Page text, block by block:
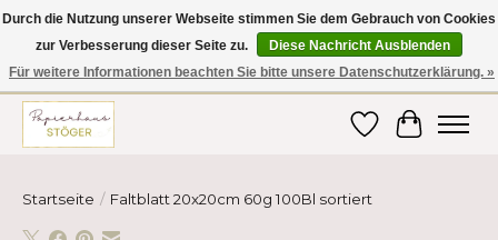
Hier finden Sie hochwertige Produkte im Bereich Schule, Büro, Papier,
Schreiben und vieles mehr! Erhalten Sie Ihre Bestellung bequem nach
Hause oder ins Büro geliefert!
Wunschzettel
Ihr
Startseite / Faltblatt 20x20cm 60g 100Bl sortiert
Durch die Nutzung unserer Webseite stimmen Sie dem Gebrauch von Cookies
zur Verbesserung dieser Seite zu.
Diese Nachricht Ausblenden
Für weitere Informationen beachten Sie bitte unsere Datenschutzerklärung. »